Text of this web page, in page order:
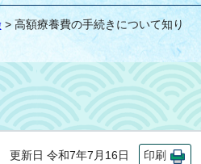
> 高額療養費の手続きについて知り
更新日 令和7年7月16日 印刷